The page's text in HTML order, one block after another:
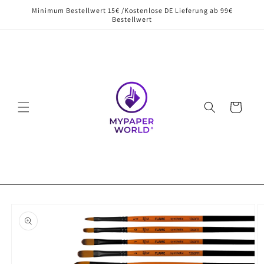
zumMinimum Bestellwert 15€ /Kostenlose DE Lieferung ab 99€
Bestellwert
Warenkorb